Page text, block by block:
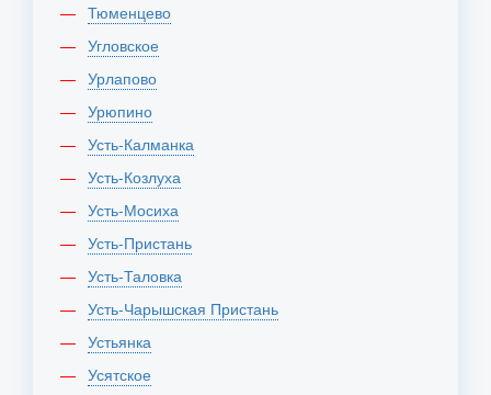
Тюменцево
Угловское
Урлапово
Урюпино
Усть-Калманка
Усть-Козлуха
Усть-Мосиха
Усть-Пристань
Усть-Таловка
Усть-Чарышская Пристань
Устьянка
Усятское